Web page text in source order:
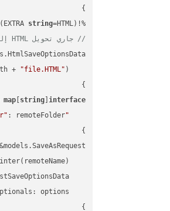
%!(EXTRA
string=HTML)
// جاري تحويل HTML إلى ODT
"file.HTML"
map[ string] interface
"folder"